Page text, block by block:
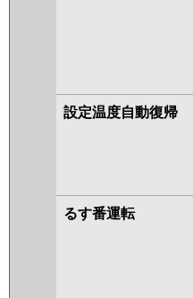
設定温度自動復帰
るす番運転